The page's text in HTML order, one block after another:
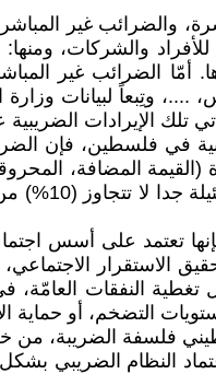
والضرائب غير
والشركات،
الضرائب غير
تلك الإيرادات
تعتمد على أسس
الاستقرار
تغطية النفقات
التضخم، أو
الضريبة، من
النظام الضريبي